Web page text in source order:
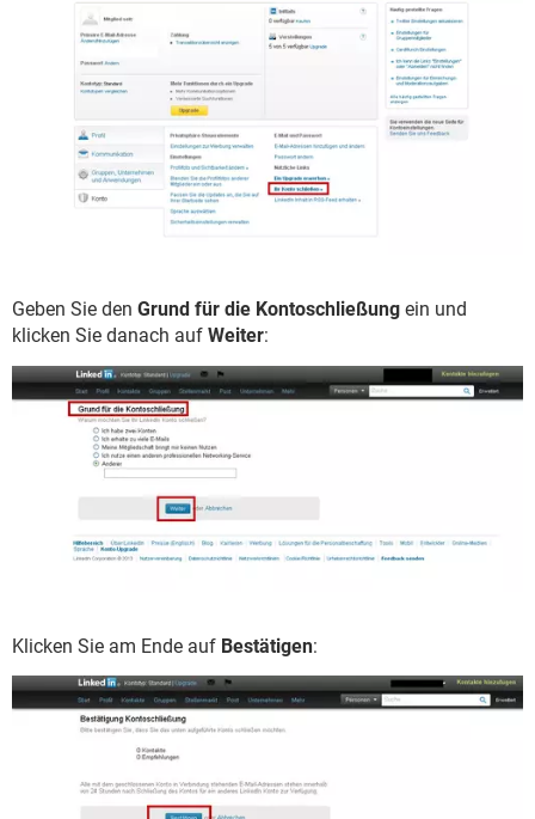
Geben Sie den Grund für die Kontoschließung ein und
klicken Sie danach auf Weiter:
Klicken Sie am Ende auf Bestätigen: